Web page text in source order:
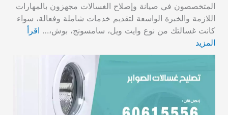
المتخصصون في صيانة وإصلاح الغسالات مجهزون بالمهارات
اللازمة والخبرة الواسعة لتقديم خدمات شاملة وفعالة، سواء
كانت غسالتك من نوع وايت ويل، سامسونج، بوش،… اقرأ
المزيد